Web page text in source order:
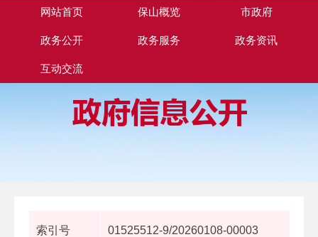
网站首页 保山概览 市政府
政务公开 政务服务 政务资讯
互动交流
索引号 01525512-9/20260108-00003